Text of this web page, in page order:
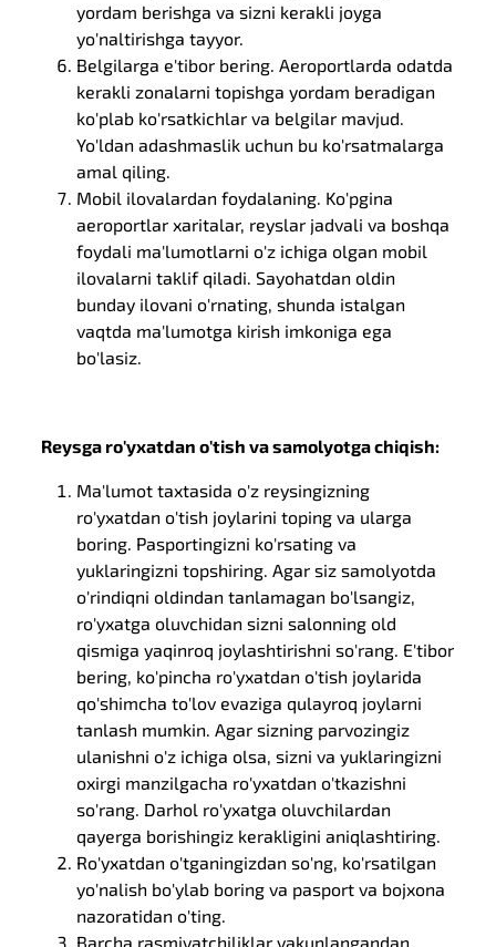
yordam berishga va sizni kerakli joyga
yo'naltirishga tayyor.
Belgilarga e'tibor bering. Aeroportlarda odatda
kerakli zonalarni topishga yordam beradigan
ko'plab ko'rsatkichlar va belgilar mavjud.
Yo'ldan adashmaslik uchun bu ko'rsatmalarga
amal qiling.
Mobil ilovalardan foydalaning. Ko'pgina
aeroportlar xaritalar, reyslar jadvali va boshqa
foydali ma'lumotlarni o'z ichiga olgan mobil
ilovalarni taklif qiladi. Sayohatdan oldin
bunday ilovani o'rnating, shunda istalgan
vaqtda ma'lumotga kirish imkoniga ega
bo'lasiz.
Reysga ro'yxatdan o'tish va samolyotga chiqish:
Ma'lumot taxtasida o'z reysingizning
ro'yxatdan o'tish joylarini toping va ularga
boring. Pasportingizni ko'rsating va
yuklaringizni topshiring. Agar siz samolyotda
o'rindiqni oldindan tanlamagan bo'lsangiz,
ro'yxatga oluvchidan sizni salonning old
qismiga yaqinroq joylashtirishni so'rang. E'tibor
bering, ko'pincha ro'yxatdan o'tish joylarida
qo'shimcha to'lov evaziga qulayroq joylarni
tanlash mumkin. Agar sizning parvozingiz
ulanishni o'z ichiga olsa, sizni va yuklaringizni
oxirgi manzilgacha ro'yxatdan o'tkazishni
so'rang. Darhol ro'yxatga oluvchilardan
qayerga borishingiz kerakligini aniqlashtiring.
Ro'yxatdan o'tganingizdan so'ng, ko'rsatilgan
yo'nalish bo'ylab boring va pasport va bojxona
nazoratidan o'ting.
Barcha rasmiyatchiliklar yakunlangandan